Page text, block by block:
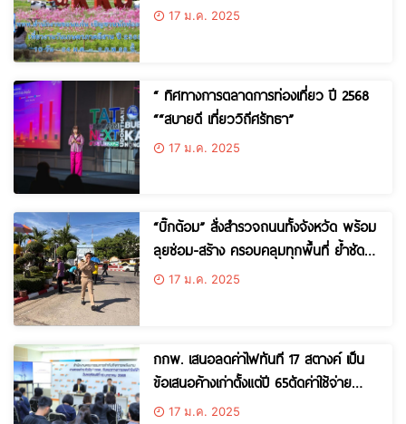
รียมช้อปสินค้า-ชมเทคโนโลยีทางการเกษตร
17 ม.ค. 2025
“ ทิศทางการตลาดการท่องเที่ยว ปี 2568
““สบายดี เที่ยววิถีศรัทธา”
17 ม.ค. 2025
“บิ๊กต้อม” สั่งสำรวจถนนทั้งจังหวัด พร้อม
ลุยซ่อม-สร้าง ครอบคลุมทุกพื้นที่ ย้ำชัด
ถนนไส้กรอกขอนแก่นห้ามมีเด็ดขาด
17 ม.ค. 2025
กกพ. เสนอลดค่าไฟทันที 17 สตางค์ เป็น
ข้อเสนอค้างเก่าตั้งแต่ปี 65ตัดค่าใช้จ่าย
นโยบายภาครัฐออกทั้งหมด ยึดหลักสะท้อน
17 ม.ค. 2025